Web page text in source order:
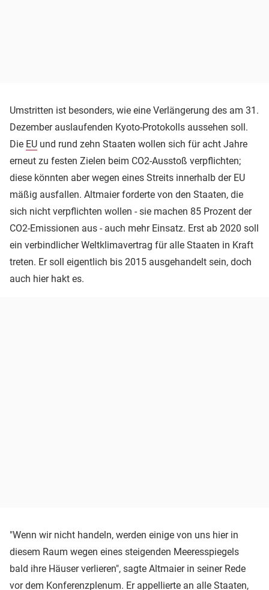
Umstritten ist besonders, wie eine Verlängerung des am 31.
Dezember auslaufenden Kyoto-Protokolls aussehen soll.
Die EU und rund zehn Staaten wollen sich für acht Jahre
erneut zu festen Zielen beim CO2-Ausstoß verpflichten;
diese könnten aber wegen eines Streits innerhalb der EU
mäßig ausfallen. Altmaier forderte von den Staaten, die
sich nicht verpflichten wollen - sie machen 85 Prozent der
CO2-Emissionen aus - auch mehr Einsatz. Erst ab 2020 soll
ein verbindlicher Weltklimavertrag für alle Staaten in Kraft
treten. Er soll eigentlich bis 2015 ausgehandelt sein, doch
auch hier hakt es.
"Wenn wir nicht handeln, werden einige von uns hier in
diesem Raum wegen eines steigenden Meeresspiegels
bald ihre Häuser verlieren", sagte Altmaier in seiner Rede
vor dem Konferenzplenum. Er appellierte an alle Staaten,